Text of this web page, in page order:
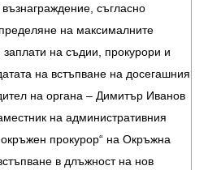
съгласно
на максималните
на съдии, прокурори и
на встъпване на досегашния
на органа – Димитър Иванов
на административния
прокурор“ на Окръжна
в длъжност на нов